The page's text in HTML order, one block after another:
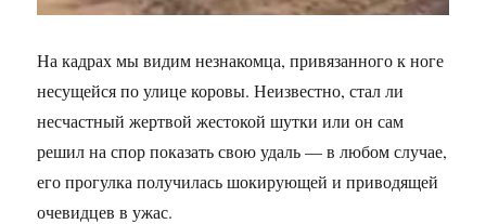
На кадрах мы видим незнакомца, привязанного к ноге
несущейся по улице коровы. Неизвестно, стал ли
несчастный жертвой жестокой шутки или он сам
решил на спор показать свою удаль — в любом случае,
его прогулка получилась шокирующей и приводящей
очевидцев в ужас.